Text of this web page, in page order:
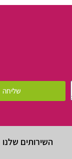
שליחה
השירותים שלנו